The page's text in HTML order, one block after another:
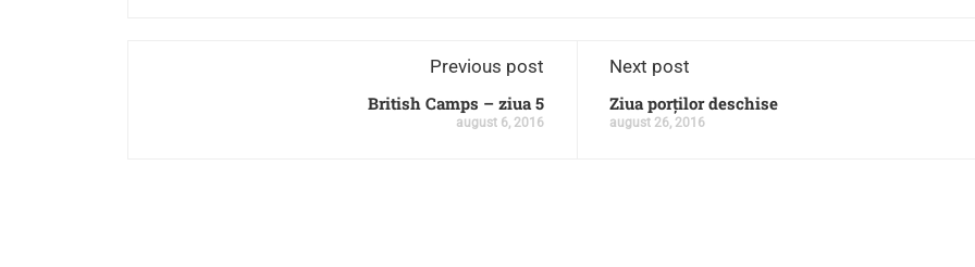
Previous post
British Camps – ziua 5
august 6, 2016
Next post
Ziua porților deschise
august 26, 2016